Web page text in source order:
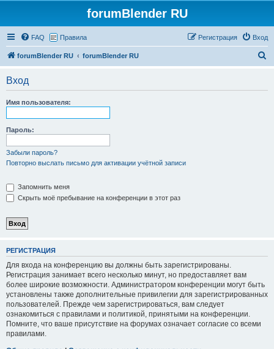
forumBlender RU
FAQ Правила Вход
Регистрация
forumBlender RU forumBlender RU
Вход
Имя пользователя:
Пароль:
Забыли пароль?
Повторно выслать письмо для активации учётной записи
Запомнить меня
Скрыть моё пребывание на конференции в этот раз
РЕГИСТРАЦИЯ
Для входа на конференцию вы должны быть зарегистрированы.
Регистрация занимает всего несколько минут, но предоставляет вам
более широкие возможности. Администратором конференции могут быть
установлены также дополнительные привилегии для зарегистрированных
пользователей. Прежде чем зарегистрироваться, вам следует
ознакомиться с правилами и политикой, принятыми на конференции.
Помните, что ваше присутствие на форумах означает согласие со всеми
правилами.